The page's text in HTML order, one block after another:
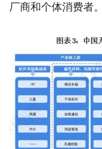
厂商和个体消费者。